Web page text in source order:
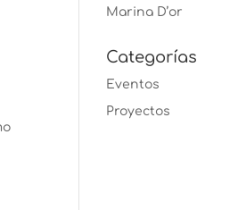
Marina D’or
Categorías
Eventos
Proyectos